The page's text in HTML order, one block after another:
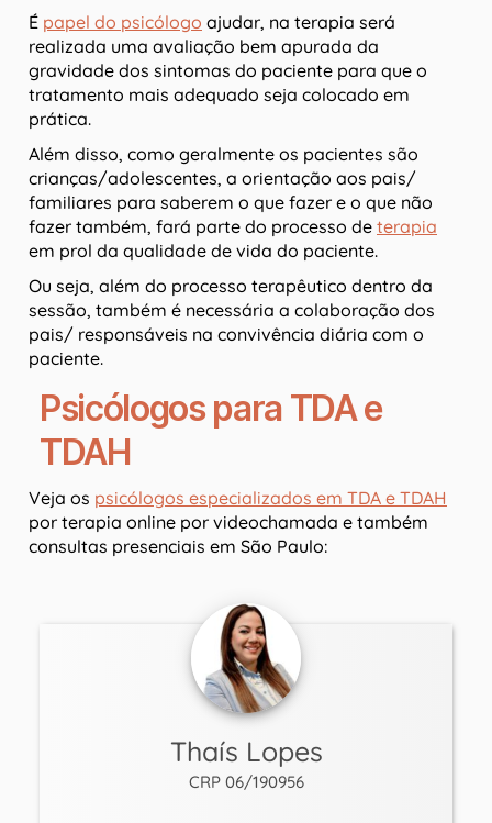
É papel do psicólogo ajudar, na terapia será
realizada uma avaliação bem apurada da
gravidade dos sintomas do paciente para que o
tratamento mais adequado seja colocado em
prática.
Além disso, como geralmente os pacientes são
crianças/adolescentes, a orientação aos pais/
familiares para saberem o que fazer e o que não
fazer também, fará parte do processo de terapia
em prol da qualidade de vida do paciente.
Ou seja, além do processo terapêutico dentro da
sessão, também é necessária a colaboração dos
pais/ responsáveis na convivência diária com o
paciente.
Psicólogos para TDA e
TDAH
Veja os psicólogos especializados em TDA e TDAH
por terapia online por videochamada e também
consultas presenciais em São Paulo:
Thaís Lopes
CRP 06/190956